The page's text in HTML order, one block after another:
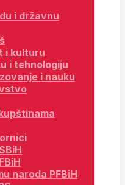
i državnu
i kulturu
i tehnologiju
i nauku
naroda PFBiH